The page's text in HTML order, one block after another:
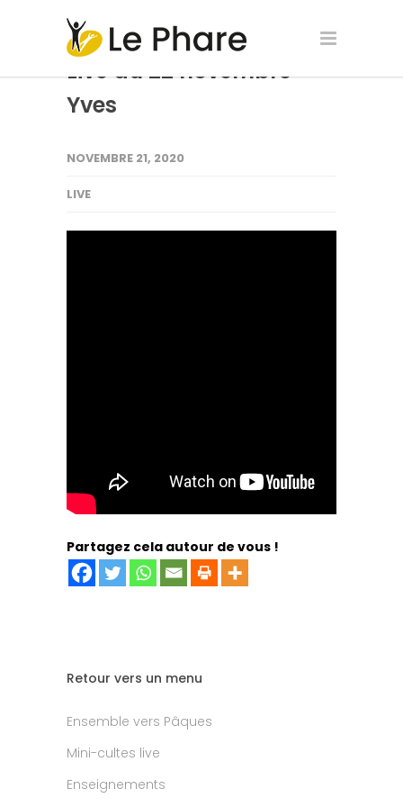
Live du 22 novembre –
Yves
NOVEMBRE 21, 2020
LIVE
Partagez cela autour de vous !
Retour vers un menu
Ensemble vers Pâques
Mini-cultes live
Enseignements